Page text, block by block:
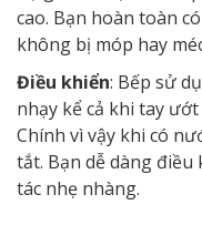
cao. Bạn hoàn toàn
không bị móp hay
Điều khiển: Bếp sử
nhạy kể cả khi tay
Chính vì vậy khi có
tắt. Bạn dễ dàng
tác nhẹ nhàng.